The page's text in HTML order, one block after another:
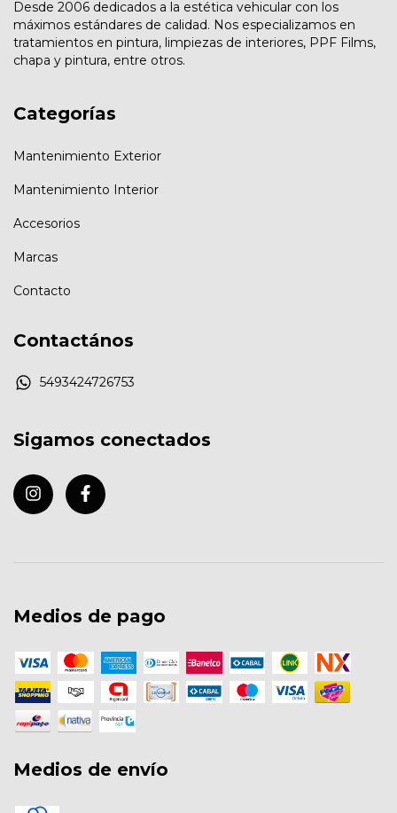
Desde 2006 dedicados a la estética vehicular con los
máximos estándares de calidad. Nos especializamos en
tratamientos en pintura, limpiezas de interiores, PPF Films,
chapa y pintura, entre otros.
Categorías
Mantenimiento Exterior
Mantenimiento Interior
Accesorios
Marcas
Contacto
Contactános
5493424726753
Sigamos conectados
Medios de pago
Medios de envío